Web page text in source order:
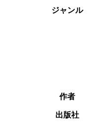
ジャンル
作者
出版社